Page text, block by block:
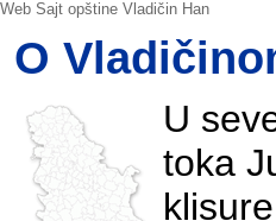
Web Sajt opštine Vladičin Han
O
U
toka